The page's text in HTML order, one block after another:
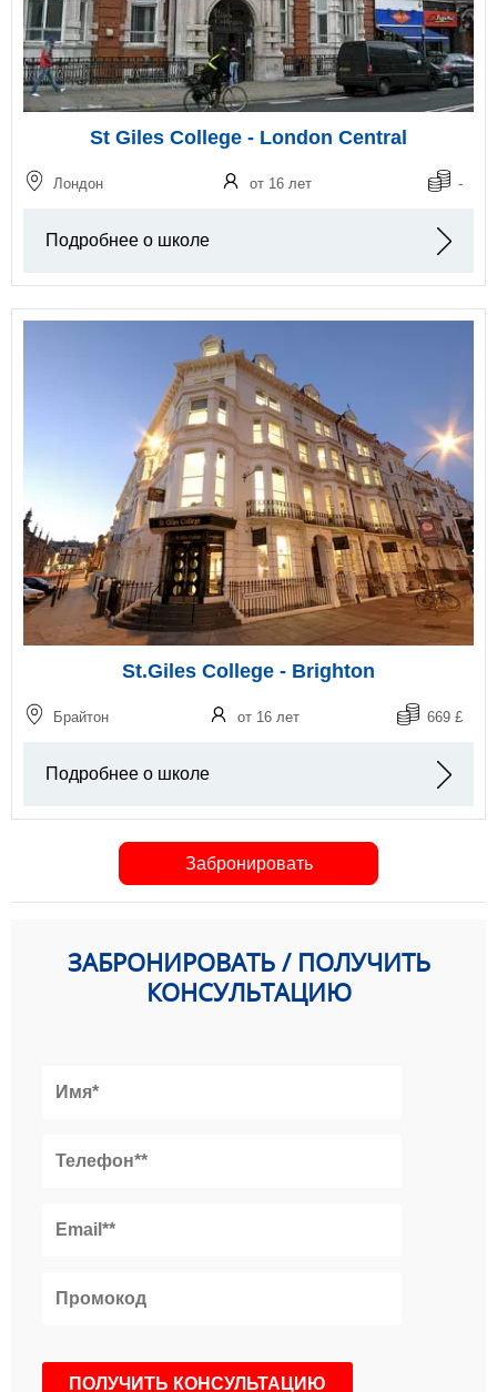
St Giles College - London Central
Лондон от 16 лет -
Подробнее о школе
St.Giles College - Brighton
Брайтон от 16 лет 669 £
Подробнее о школе
Забронировать
ЗАБРОНИРОВАТЬ / ПОЛУЧИТЬ
КОНСУЛЬТАЦИЮ